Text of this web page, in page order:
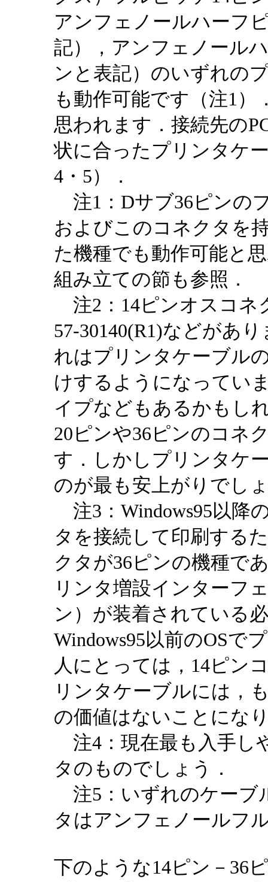
アンフェノールハーフ
記），アンフェノール
ンと表記）のいずれの
も動作可能です（注1
思われます．接続先の
状に合ったプリンタケ
4・5）．
注1：Dサブ36ピンの
およびこのコネクタを
た機種でも動作可能と
組み立ての節も参照．
注2：14ピンオスコネ
57-30140(R1)などがあ
れはプリンタケーブル
けするようになってい
イプなどもあるかもし
20ピンや36ピンのコネ
す．しかしプリンタケ
のが最も安上がりでし
注3：Windows95以降
タを接続して印刷する
クタが36ピンの機種で
リンタ増設インターフ
ン）が装着されている
Windows95以前のOSで
人にとっては，14ピン
リンタケーブルには，
の価値はないことにな
注4：現在最も入手し
タのものでしょう．
注5：いずれのケーブ
タはアンフェノールフ
下のような14ピン－36